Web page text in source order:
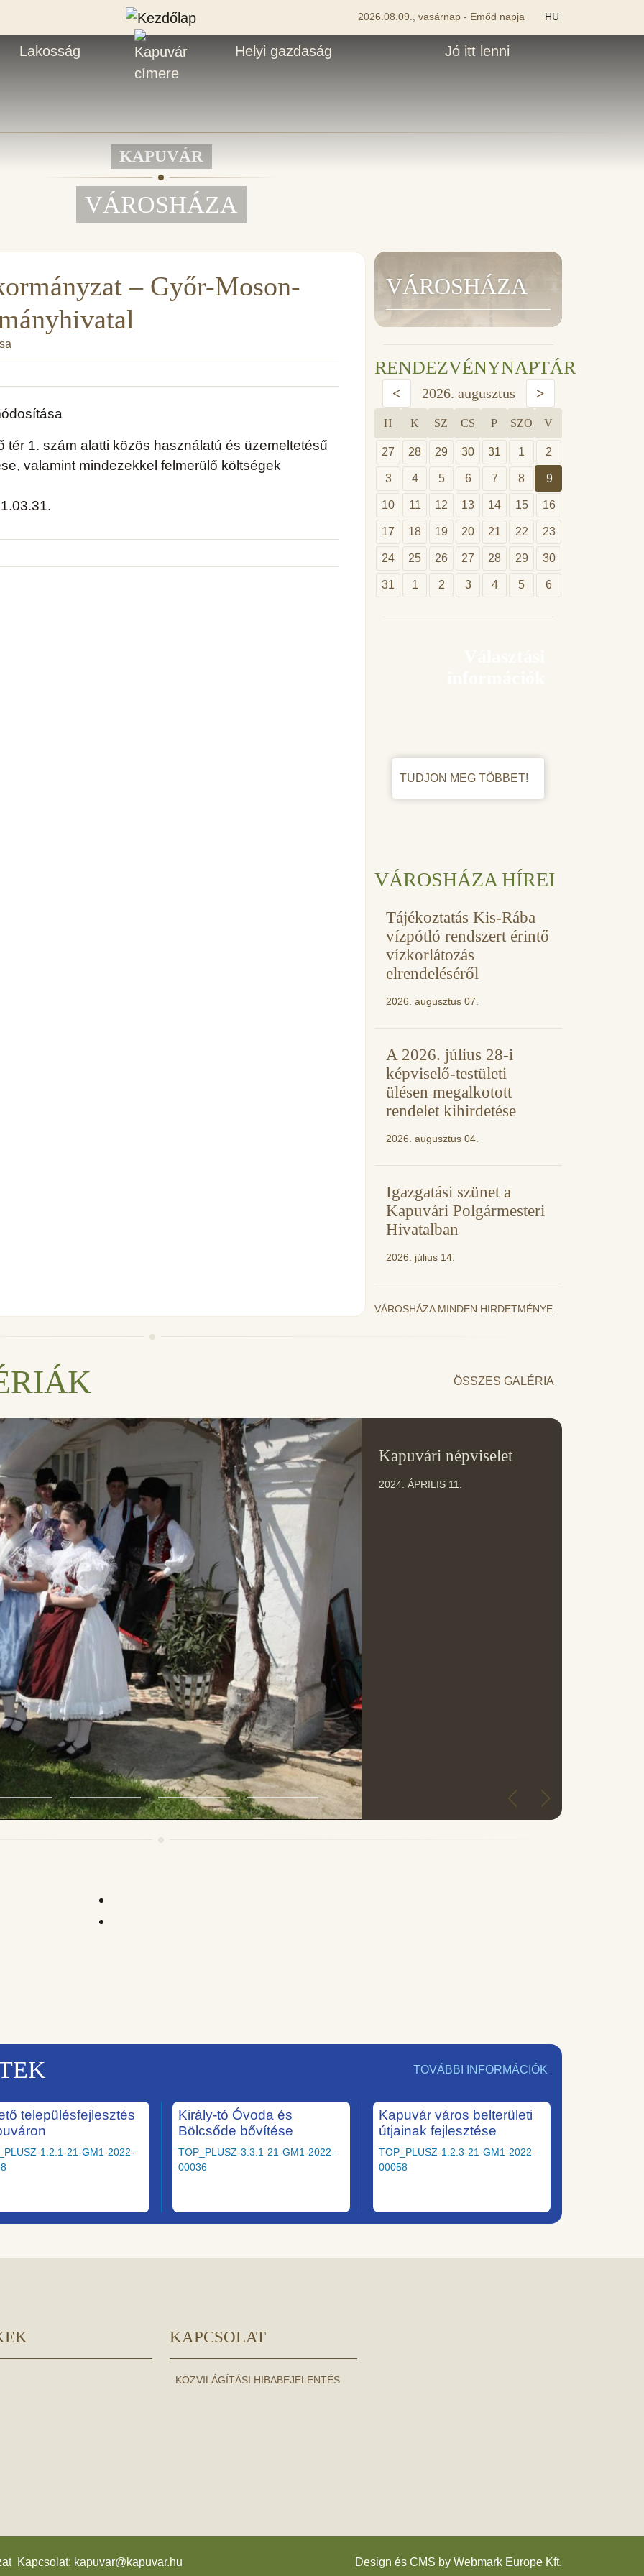
2026.08.09., vasárnap - Emőd napja HU
Lakosság Helyi gazdaság Jó itt lenni
KAPUVÁR
VÁROSHÁZA
– Győr-Moson-
tér 1. szám alatti közös használatú és üzemeltetésű
valamint mindezekkel felmerülő költségek
VÁROSHÁZA
RENDEZVÉNYNAPTÁR
< 2026. augusztus >
H K SZ CS P SZO V
27 28 29 30 31 1 2
3 4 5 6 7 8 9
10 11 12 13 14 15 16
17 18 19 20 21 22 23
24 25 26 27 28 29 30
31 1 2 3 4 5 6
TUDJON MEG TÖBBET!
VÁROSHÁZA HÍREI
Tájékoztatás Kis-Rába
vízpótló rendszert érintő
vízkorlátozás
elrendeléséről
2026. augusztus 07.
A 2026. július 28-i
képviselő-testületi
ülésen megalkotott
rendelet kihirdetése
2026. augusztus 04.
Igazgatási szünet a
Kapuvári Polgármesteri
Hivatalban
2026. július 14.
VÁROSHÁZA MINDEN HIRDETMÉNYE
ÖSSZES GALÉRIA
Kapuvári népviselet
2024. ÁPRILIS 11.
TOVÁBBI INFORMÁCIÓK
településfejlesztés
1.2.1-21-GM1-2022-
Király-tó Óvoda és
Bölcsőde bővítése
TOP_PLUSZ-3.3.1-21-GM1-2022-
00036
Kapuvár város belterületi
útjainak fejlesztése
TOP_PLUSZ-1.2.3-21-GM1-2022-
00058
KAPCSOLAT
KÖZVILÁGÍTÁSI HIBABEJELENTÉS
Kapcsolat: kapuvar@kapuvar.hu Design és CMS by Webmark Europe Kft.